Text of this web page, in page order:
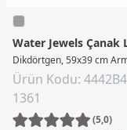
Water Jewels Çanak
Dikdörtgen, 59x39 cm
Ürün Kodu:
1361
(5,0)